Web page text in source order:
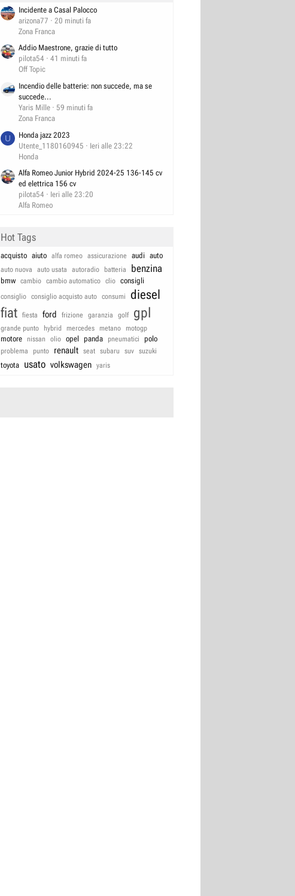
Incidente a Casal Palocco
arizona77
20 minuti fa
Zona Franca
Addio Maestrone, grazie di tutto
pilota54
41 minuti fa
Off Topic
Incendio delle batterie: non succede, ma se
succede...
Yaris Mille
59 minuti fa
Zona Franca
U
Honda jazz 2023
Utente_1180160945
Ieri alle 23:22
Honda
Alfa Romeo Junior Hybrid 2024-25 136-145 cv
ed elettrica 156 cv
pilota54
Ieri alle 23:20
Alfa Romeo
Hot Tags
acquisto aiuto alfa romeo assicurazione audi auto
auto nuova auto usata autoradio batteria benzina
bmw cambio cambio automatico clio consigli
consiglio consiglio acquisto auto consumi diesel
fiat fiesta ford frizione garanzia golf gpl
grande punto hybrid mercedes metano motogp
motore nissan olio opel panda pneumatici polo
problema punto renault seat subaru suv suzuki
toyota usato volkswagen yaris